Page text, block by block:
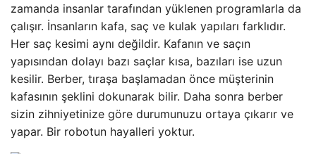
zamanda insanlar tarafından yüklenen programlarla da
çalışır. İnsanların kafa, saç ve kulak yapıları farklıdır.
Her saç kesimi aynı değildir. Kafanın ve saçın
yapısından dolayı bazı saçlar kısa, bazıları ise uzun
kesilir. Berber, tıraşa başlamadan önce müşterinin
kafasının şeklini dokunarak bilir. Daha sonra berber
sizin zihniyetinize göre durumunuzu ortaya çıkarır ve
yapar. Bir robotun hayalleri yoktur.